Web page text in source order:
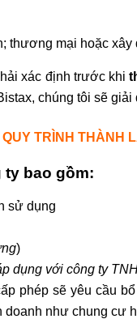
thương mại hoặc
xác định trước khi
chúng tôi sẽ
TRÌNH THÀNH
ty bao gồm:
sử dụng
)
dụng với công ty
phép sẽ yêu cầu
như chung cư